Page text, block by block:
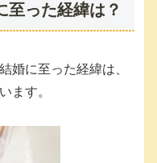
至った経緯は？
婚に至った経緯は、
ます。